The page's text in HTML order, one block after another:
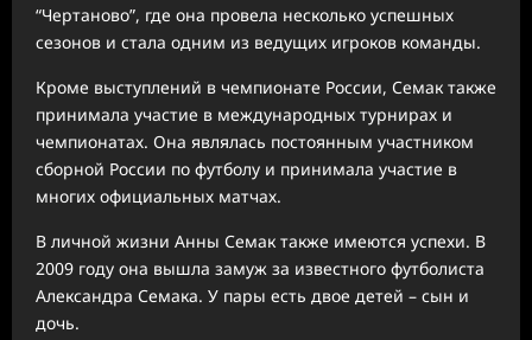
“Чертаново”, где она провела несколько успешных
сезонов и стала одним из ведущих игроков команды.
Кроме выступлений в чемпионате России, Семак также
принимала участие в международных турнирах и
чемпионатах. Она являлась постоянным участником
сборной России по футболу и принимала участие в
многих официальных матчах.
В личной жизни Анны Семак также имеются успехи. В
2009 году она вышла замуж за известного футболиста
Александра Семака. У пары есть двое детей – сын и
дочь.